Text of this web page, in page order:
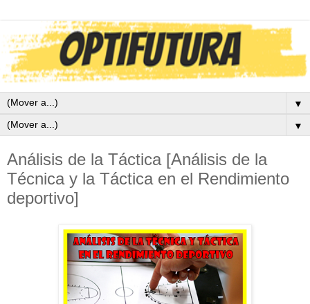
▼
▼
Análisis de la Táctica [Análisis de la
Técnica y la Táctica en el Rendimiento
deportivo]